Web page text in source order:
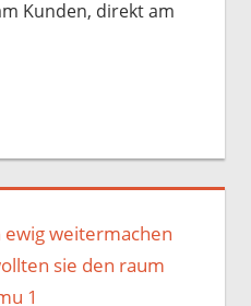
Kunden, direkt am